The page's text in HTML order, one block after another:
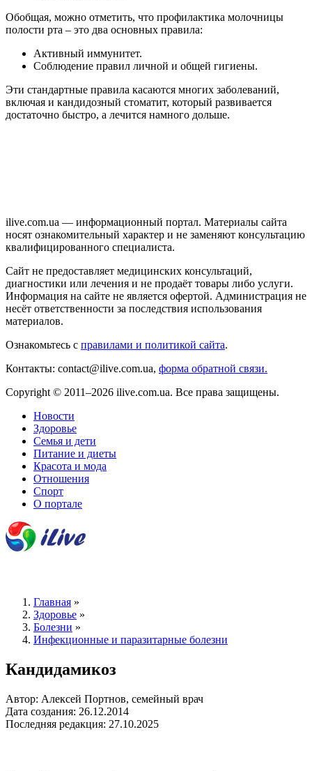
Обобщая, можно отметить, что профилактика молочницы
полости рта – это два основных правила:
Активный иммунитет.
Соблюдение правил личной и общей гигиены.
Эти стандартные правила касаются многих заболеваний,
включая и кандидозный стоматит, который развивается
достаточно быстро, а лечится намного дольше.
ilive.com.ua — информационный портал. Материалы сайта
носят ознакомительный характер и не заменяют консультацию
квалифицированного специалиста.
Сайт не предоставляет медицинских консультаций,
диагностики или лечения и не продаёт товары либо услуги.
Информация на сайте не является офертой. Администрация не
несёт ответственности за последствия использования
материалов.
Ознакомьтесь с правилами и политикой сайта.
Контакты: contact@ilive.com.ua, форма обратной связи.
Copyright © 2011–2026 ilive.com.ua. Все права защищены.
Новости
Здоровье
Семья и дети
Питание и диеты
Красота и мода
Отношения
Спорт
О портале
Главная »
Здоровье »
Болезни »
Инфекционные и паразитарные болезни
Кандидамикоз
Автор: Алексей Портнов, семейный врач
Дата создания: 26.12.2014
Последняя редакция: 27.10.2025